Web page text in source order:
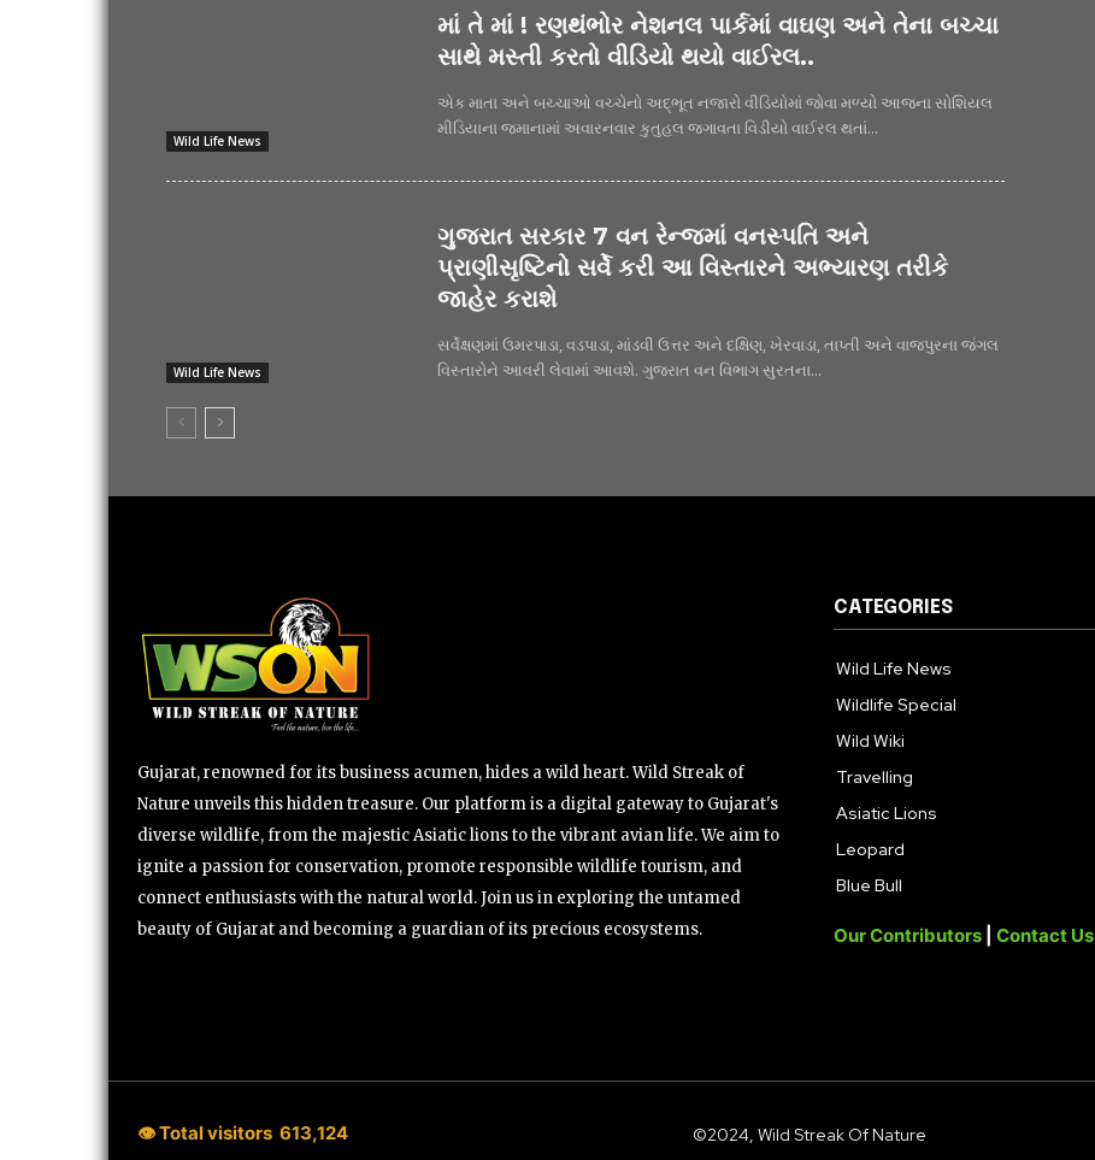
Wild Life News
માં તે માં ! રણથંભોર નેશનલ પાર્કમાં વાઘણ અને તેના બચ્ચા
સાથે મસ્તી કરતો વીડિયો થયો વાઈરલ..
એક માતા અને બચ્ચાઓ વચ્ચેનો અદ્ભૂત નજારો વીડિયોમાં જોવા મળ્યો આજના સોશિયલ
મીડિયાના જમાનામાં અવારનવાર કુતુહલ જગાવતા વિડીયો વાઈરલ થતાં...
Wild Life News
ગુજરાત સરકાર 7 વન રેન્જમાં વનસ્પતિ અને
પ્રાણીસૃષ્ટિનો સર્વે કરી આ વિસ્તારને અભ્યારણ તરીકે
જાહેર કરાશે
સર્વેક્ષણમાં ઉમરપાડા, વડપાડા, માંડવી ઉત્તર અને દક્ષિણ, ખેરવાડા, તાપ્તી અને વાજપુરના જંગલ
વિસ્તારોને આવરી લેવામાં આવશે. ગુજરાત વન વિભાગ સુરતના...
Gujarat, renowned for its business acumen, hides a wild heart. Wild Streak of
Nature unveils this hidden treasure. Our platform is a digital gateway to Gujarat's
diverse wildlife, from the majestic Asiatic lions to the vibrant avian life. We aim to
ignite a passion for conservation, promote responsible wildlife tourism, and
connect enthusiasts with the natural world. Join us in exploring the untamed
beauty of Gujarat and becoming a guardian of its precious ecosystems.
CATEGORIES
Wild Life News
Wildlife Special
Wild Wiki
Travelling
Asiatic Lions
Leopard
Blue Bull
Our Contributors Contact Us
👁 Total visitors 613,124 ©2024, Wild Streak Of Nature